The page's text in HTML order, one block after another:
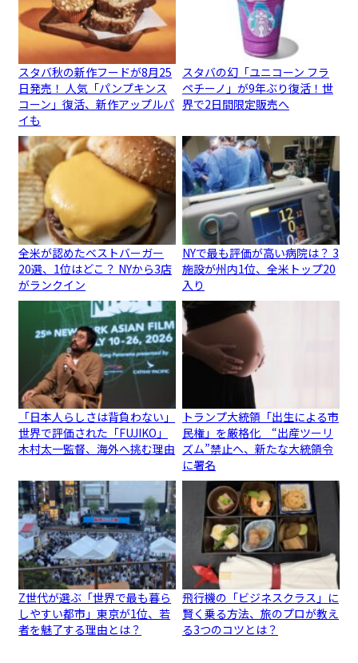
スタバ秋の新作フードが8月25
日発売！ 人気「パンプキンス
コーン」復活、新作アップルパ
イも
スタバの幻「ユニコーン フラ
ペチーノ」が9年ぶり復活！世
界で2日間限定販売へ
全米が認めたベストバーガー
20選、1位はどこ？ NYから3店
がランクイン
NYで最も評価が高い病院は？ 3
施設が州内1位、全米トップ20
入り
「日本人らしさは背負わない」
世界で評価された「FUJIKO」
木村太一監督、海外へ挑む理由
トランプ大統領「出生による市
民権」を厳格化 “出産ツーリ
ズム”禁止へ、新たな大統領令
に署名
Z世代が選ぶ「世界で最も暮ら
しやすい都市」東京が1位、若
者を魅了する理由とは？
飛行機の「ビジネスクラス」に
賢く乗る方法、旅のプロが教え
る3つのコツとは？